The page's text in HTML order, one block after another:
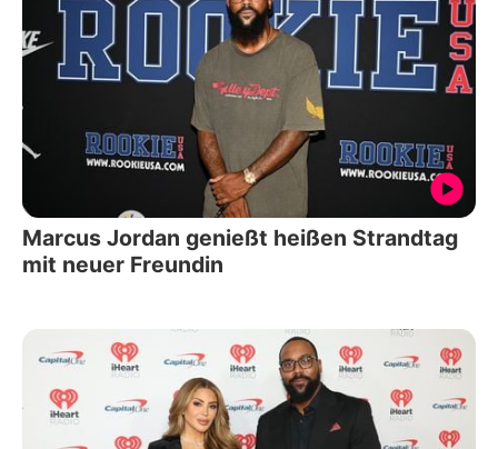
Marcus Jordan genießt heißen Strandtag
mit neuer Freundin